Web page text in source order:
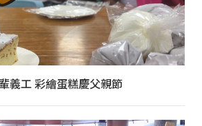
義工 彩繪蛋糕慶父親節